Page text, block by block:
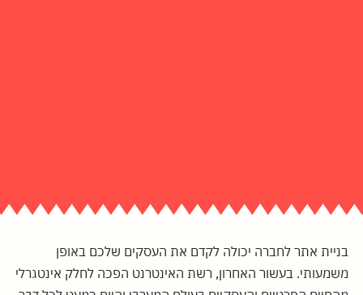
בניית אתר לחברה יכולה לקדם את העסקים שלכם באופן
משמעותי. בעשור האחרון, רשת האינטרנט הפכה לחלק אינטגרלי